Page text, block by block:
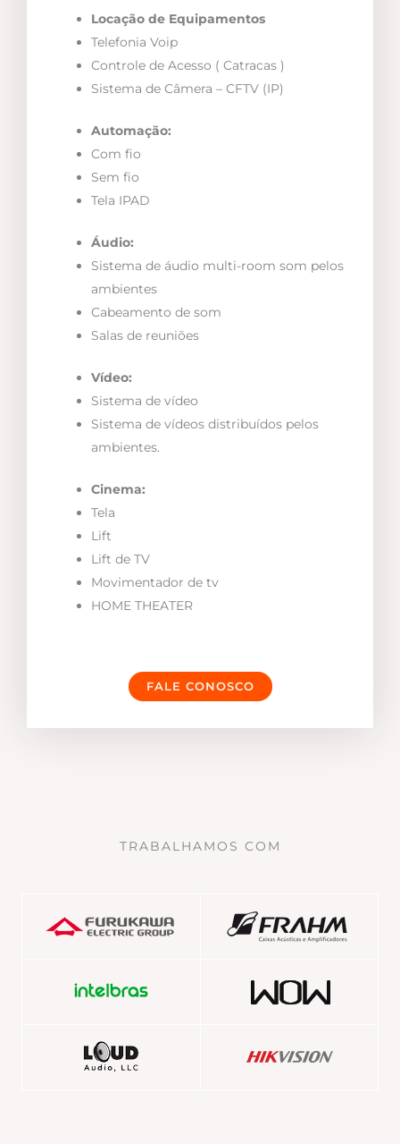
Locação de Equipamentos
Telefonia Voip
Controle de Acesso ( Catracas )
Sistema de Câmera – CFTV (IP)
Automação:
Com fio
Sem fio
Tela IPAD
Áudio:
Sistema de áudio multi-room som pelos
ambientes
Cabeamento de som
Salas de reuniões
Vídeo:
Sistema de vídeo
Sistema de vídeos distribuídos pelos
ambientes.
Cinema:
Tela
Lift
Lift de TV
Movimentador de tv
HOME THEATER
FALE CONOSCO
TRABALHAMOS COM